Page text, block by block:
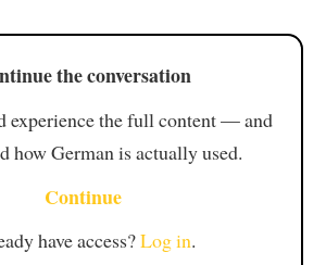
the conversation
experience the full content — and
how German is actually used.
Continue
have access?Log in.